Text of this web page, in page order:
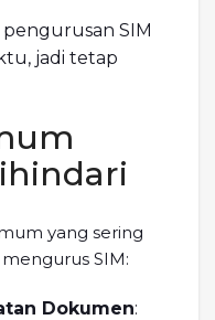
pengurusan SIM
jadi tetap
yang sering
SIM:
Dokumen: